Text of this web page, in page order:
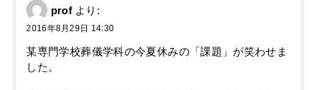
prof より:
2016年8月29日 14:30
某専門学校葬儀学科の今夏休みの「課題」が笑わせま
した。